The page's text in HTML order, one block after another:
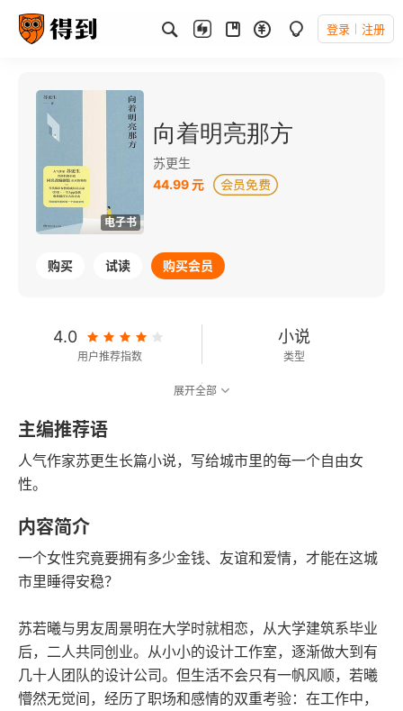
登录 注册
电子书
向着明亮那方
苏更生
44.99 元
购买 试读 购买会员
4.0
用户推荐指数
小说
类型
2023-01-01
发行日期
展开全部
主编推荐语
人气作家苏更生长篇小说，写给城市里的每一个自由女
性。
内容简介
一个女性究竟要拥有多少金钱、友谊和爱情，才能在这城
市里睡得安稳？
苏若曦与男友周景明在大学时就相恋，从大学建筑系毕业
后，二人共同创业。从小小的设计工作室，逐渐做大到有
几十人团队的设计公司。但生活不会只有一帆风顺，若曦
懵然无觉间，经历了职场和感情的双重考验：在工作中，